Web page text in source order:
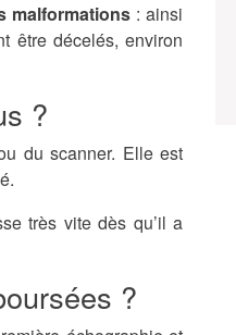
malformations : ainsi
être décelés, environ
?
du scanner. Elle est
très vite dès qu’il a
?